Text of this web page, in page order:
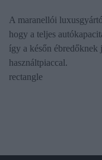
A maranellói
hogy a teljes
így a későn
használtpiaccal.
rectangle